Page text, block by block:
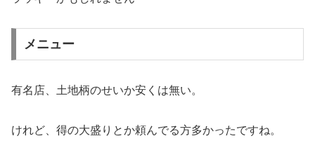
メニュー
有名店、土地柄のせいか安くは無い。
けれど、得の大盛りとか頼んでる方多かったですね。